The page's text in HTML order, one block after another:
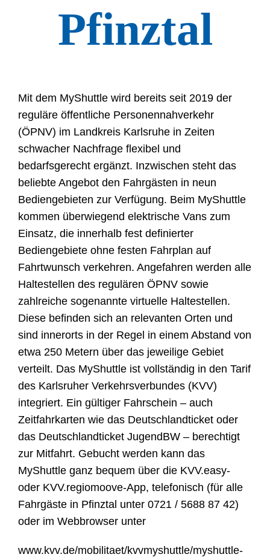
Pfinztal
Mit dem MyShuttle wird bereits seit 2019 der
reguläre öffentliche Personennahverkehr
(ÖPNV) im Landkreis Karlsruhe in Zeiten
schwacher Nachfrage flexibel und
bedarfsgerecht ergänzt. Inzwischen steht das
beliebte Angebot den Fahrgästen in neun
Bediengebieten zur Verfügung. Beim MyShuttle
kommen überwiegend elektrische Vans zum
Einsatz, die innerhalb fest definierter
Bediengebiete ohne festen Fahrplan auf
Fahrtwunsch verkehren. Angefahren werden alle
Haltestellen des regulären ÖPNV sowie
zahlreiche sogenannte virtuelle Haltestellen.
Diese befinden sich an relevanten Orten und
sind innerorts in der Regel in einem Abstand von
etwa 250 Metern über das jeweilige Gebiet
verteilt. Das MyShuttle ist vollständig in den Tarif
des Karlsruher Verkehrsverbundes (KVV)
integriert. Ein gültiger Fahrschein – auch
Zeitfahrkarten wie das Deutschlandticket oder
das Deutschlandticket JugendBW – berechtigt
zur Mitfahrt. Gebucht werden kann das
MyShuttle ganz bequem über die KVV.easy‑
oder KVV.regiomoove‑App, telefonisch (für alle
Fahrgäste in Pfinztal unter 0721 / 5688 87 42)
oder im Webbrowser unter
www.kvv.de/mobilitaet/kvvmyshuttle/myshuttle-